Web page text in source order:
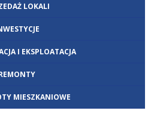
LOKALI
I EKSPLOATACJA
MIESZKANIOWE